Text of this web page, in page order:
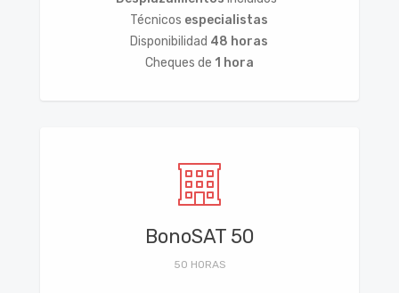
Técnicos especialistas
Disponibilidad 48 horas
Cheques de 1 hora
BonoSAT 50
50 HORAS